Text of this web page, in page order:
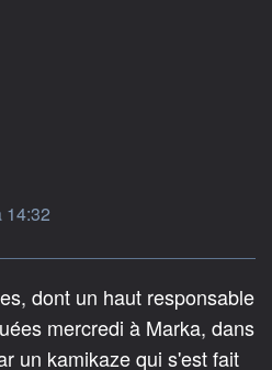
14:32
dont un haut responsable
mercredi à Marka, dans
un kamikaze qui s'est fait